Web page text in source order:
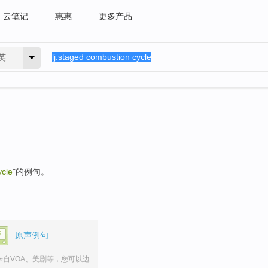
云笔记 惠惠 更多产品
"的例句。
原声例句
自VOA、美剧等，您可以边